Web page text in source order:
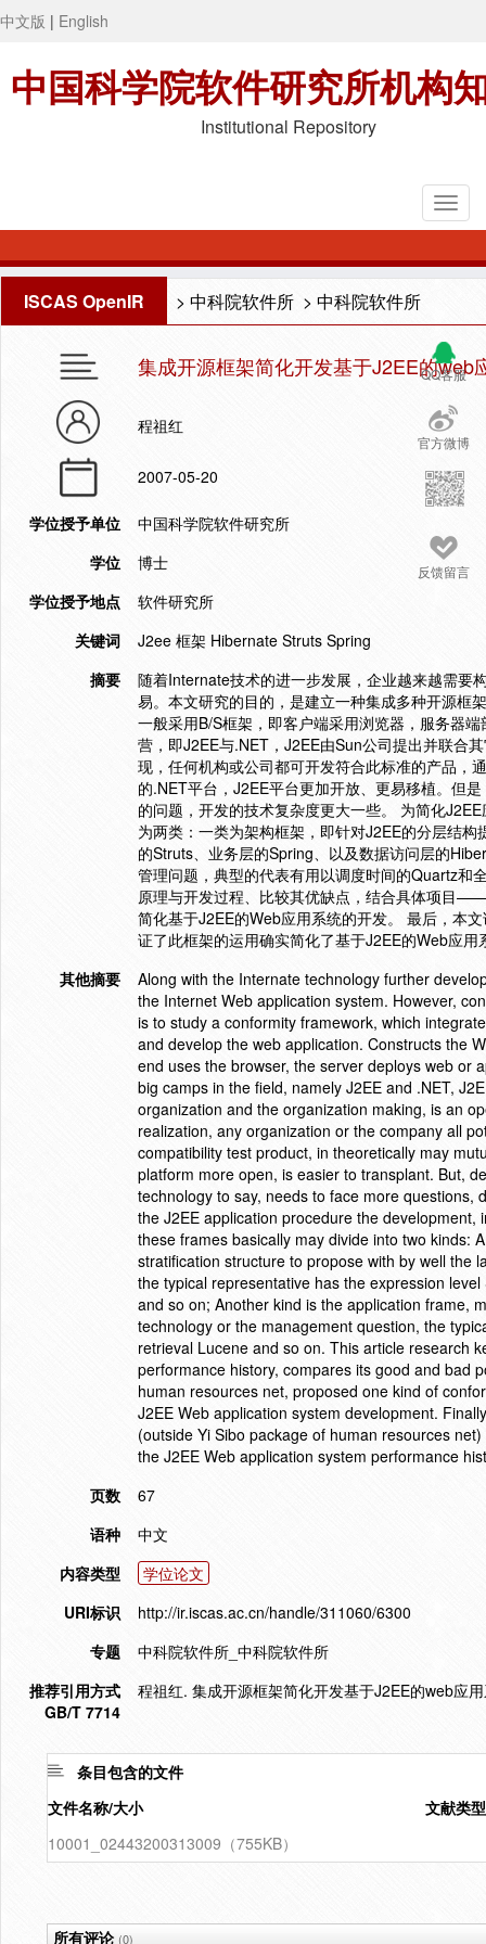
中文版 | English
中国科学院软件研究所机构
Institutional Repository
ISCAS OpenIR > 中科院软件所 > 中科院软件所
QQ客服
官方微博
反馈留言
集成开源框架简化开发基于J2EE的web
程祖红
2007-05-20
学位授予单位
中国科学院软件研究所
学位
博士
学位授予地点
软件研究所
关键词
J2ee 框架 Hibernate Struts Spring
摘要
随着Internate技术的进一步发展，企业越来越需要
易。本文研究的目的，是建立一种集成多种开源框
一般采用B/S框架，即客户端采用浏览器，服务器
营，即J2EE与.NET，J2EE由Sun公司提出并联合
现，任何机构或公司都可开发符合此标准的产品，
的.NET平台，J2EE平台更加开放、更易移植。但
的问题，开发的技术复杂度更大一些。 为简化
为两类：一类为架构框架，即针对J2EE的分层结
的Struts、业务层的Spring、以及数据访问层的
管理问题，典型的代表有用以调度时间的Quartz和
原理与开发过程、比较其优缺点，结合具体项目
简化基于J2EE的Web应用系统的开发。 最后，本
证了此框架的运用确实简化了基于J2EE的Web应
其他摘要
Along with the Internate technology further
the Internet Web application system. However,
is to study a conformity framework, which
and develop the web application. Constructs the
end uses the browser, the server deploys web or
big camps in the field, namely J2EE and .NET,
organization and the organization making, is an
realization, any organization or the company all
compatibility test product, in theoretically may
platform more open, is easier to transplant. But,
technology to say, needs to face more
the J2EE application procedure the
these frames basically may divide into two kinds:
stratification structure to propose with by well the
the typical representative has the expression
and so on; Another kind is the application frame,
technology or the management question, the
retrieval Lucene and so on. This article research
performance history, compares its good and bad
human resources net, proposed one kind of
J2EE Web application system development.
(outside Yi Sibo package of human resources
the J2EE Web application system performance
页数
67
语种
中文
内容类型
学位论文
URI标识
http://ir.iscas.ac.cn/handle/311060/6300
专题
中科院软件所_中科院软件所
推荐引用方式
GB/T 7714
程祖红. 集成开源框架简化开发基于J2EE的web应
条目包含的文件
文件名称/大小
文献类型
10001_02443200313009（755KB）
所有评论(0)